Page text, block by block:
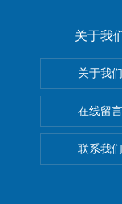
关于我
关于我们
在线留言
联系我们